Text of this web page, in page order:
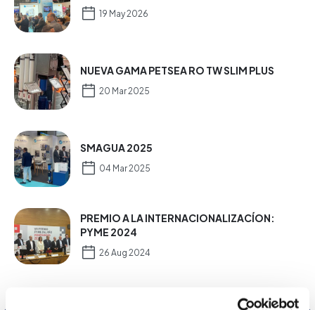
19 May 2026
NUEVA GAMA PETSEA RO TW SLIM PLUS
20 Mar 2025
SMAGUA 2025
04 Mar 2025
PREMIO A LA INTERNACIONALIZACÍON:
PYME 2024
26 Aug 2024